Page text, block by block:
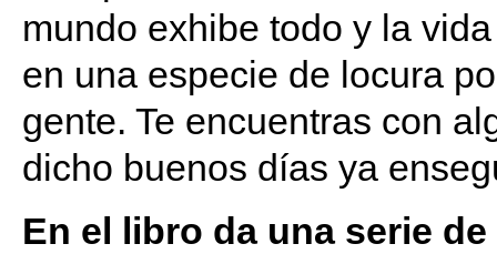
mundo exhibe todo y la
en una especie de locura
gente. Te encuentras con
dicho buenos días ya
En el libro da una serie